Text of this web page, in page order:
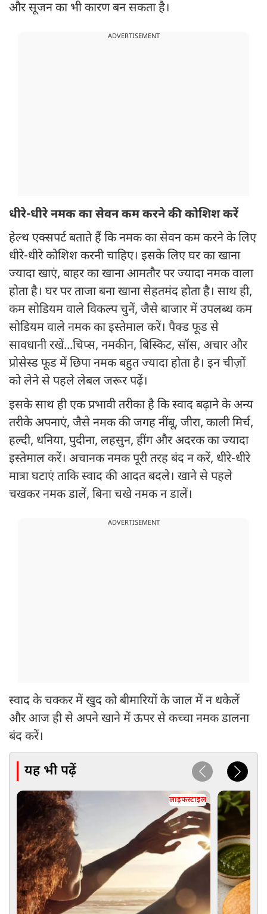
और सूजन का भी कारण बन सकता है।
ADVERTISEMENT
धीरे-धीरे नमक का सेवन कम करने की कोशिश करें
हेल्थ एक्सपर्ट बताते हैं कि नमक का सेवन कम करने के लिए
धीरे-धीरे कोशिश करनी चाहिए। इसके लिए घर का खाना
ज्यादा खाएं, बाहर का खाना आमतौर पर ज्यादा नमक वाला
होता है। घर पर ताजा बना खाना सेहतमंद होता है। साथ ही,
कम सोडियम वाले विकल्प चुनें, जैसे बाजार में उपलब्ध कम
सोडियम वाले नमक का इस्तेमाल करें। पैक्ड फूड से
सावधानी रखें...चिप्स, नमकीन, बिस्किट, सॉस, अचार और
प्रोसेस्ड फूड में छिपा नमक बहुत ज्यादा होता है। इन चीज़ों
को लेने से पहले लेबल जरूर पढ़ें।
इसके साथ ही एक प्रभावी तरीका है कि स्वाद बढ़ाने के अन्य
तरीके अपनाएं, जैसे नमक की जगह नींबू, जीरा, काली मिर्च,
हल्दी, धनिया, पुदीना, लहसुन, हींग और अदरक का ज्यादा
इस्तेमाल करें। अचानक नमक पूरी तरह बंद न करें, धीरे-धीरे
मात्रा घटाएं ताकि स्वाद की आदत बदले। खाने से पहले
चखकर नमक डालें, बिना चखे नमक न डालें।
ADVERTISEMENT
स्वाद के चक्कर में खुद को बीमारियों के जाल में न धकेलें
और आज ही से अपने खाने में ऊपर से कच्चा नमक डालना
बंद करें।
यह भी पढ़ें
लाइफस्टाइल